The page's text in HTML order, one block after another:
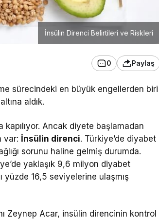
İnsülin Direnci Belirtileri ve Riskleri
0 Paylaş
sürecindeki en büyük engellerden biri
aldık.
kapılıyor. Ancak diyete başlamadan
var: İnsülin direnci. Türkiye’de diyabet
sorunu haline gelmiş durumda.
yaklaşık 9,6 milyon diyabet
yüzde 16,5 seviyelerine ulaşmış
Zeynep Acar, insülin direncinin kontrol